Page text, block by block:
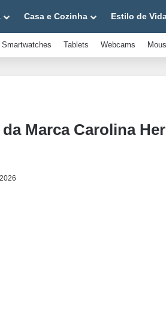
Casa e Cozinha Estilo de
Smartwatches Tablets Webcams
Marca Carolina